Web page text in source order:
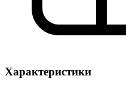
Характеристики